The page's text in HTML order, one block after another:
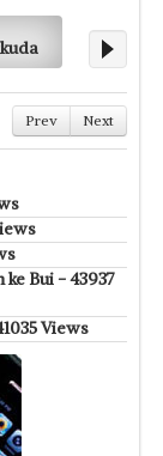
Prev Next
Bui - 43937
Views